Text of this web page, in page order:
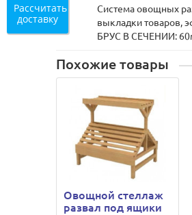
Система овощных
выкладки товаров,
БРУС В СЕЧЕНИИ:
Похожие товары
Овощной стеллаж
развал под ящики
Рассчитать
доставку